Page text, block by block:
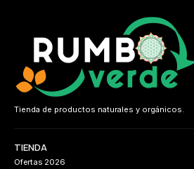
Tienda de productos naturales y orgánicos.
TIENDA
Ofertas 2026